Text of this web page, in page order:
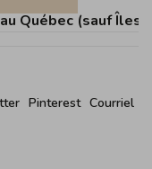
(sauf Îles de
Pinterest Courriel